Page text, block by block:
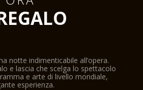
notte indimenticabile all’opera.
e lascia che scelga lo spettacolo
e arte di livello mondiale,
esperienza.